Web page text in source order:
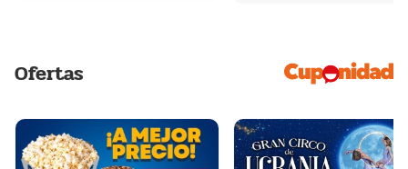
Ofertas